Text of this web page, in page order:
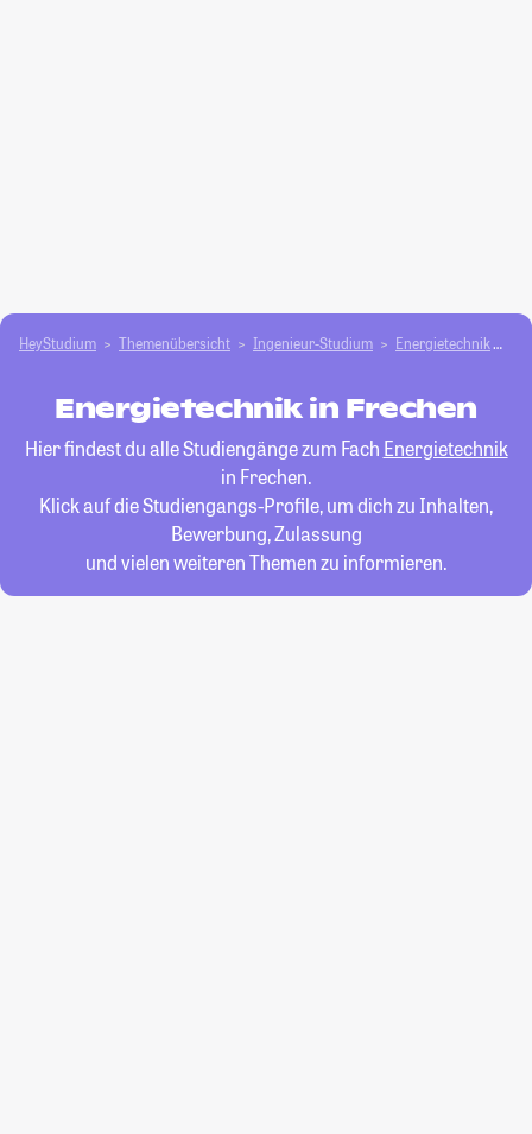
HeyStudium Themenübersicht Ingenieur-Studium Energietechnik
Energietechnik in Frechen
Hier findest du alle Studiengänge zum Fach Energietechnik
in Frechen.
Klick auf die Studiengangs-Profile, um dich zu Inhalten,
Bewerbung, Zulassung
und vielen weiteren Themen zu informieren.